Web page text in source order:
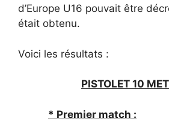
d’Europe U16 pouvait être
était obtenu.
Voici les résultats :
PISTOLET 10
* Premier match :